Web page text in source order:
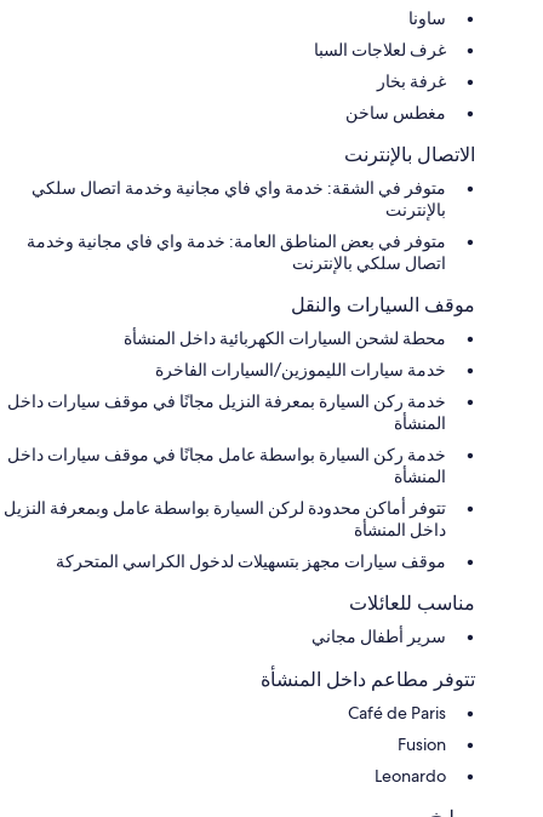
ساونا
غرف لعلاجات السبا
غرفة بخار
مغطس ساخن
الاتصال بالإنترنت
متوفر في الشقة: خدمة واي فاي مجانية وخدمة اتصال سلكي
بالإنترنت
متوفر في بعض المناطق العامة: خدمة واي فاي مجانية وخدمة
اتصال سلكي بالإنترنت
موقف السيارات والنقل
محطة لشحن السيارات الكهربائية داخل المنشأة
خدمة سيارات الليموزين/السيارات الفاخرة
خدمة ركن السيارة بمعرفة النزيل مجانًا في موقف سيارات داخل
المنشأة
خدمة ركن السيارة بواسطة عامل مجانًا في موقف سيارات داخل
المنشأة
تتوفر أماكن محدودة لركن السيارة بواسطة عامل وبمعرفة النزيل
داخل المنشأة
موقف سيارات مجهز بتسهيلات لدخول الكراسي المتحركة
مناسب للعائلات
سرير أطفال مجاني
تتوفر مطاعم داخل المنشأة
Café de Paris
Fusion
Leonardo